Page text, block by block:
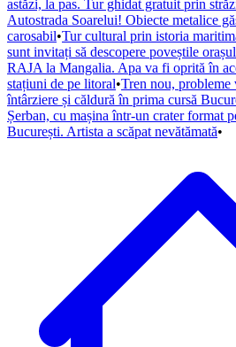
astăzi, la pas. Tur ghidat gratuit prin
Autostrada Soarelui! Obiecte metalice
carosabil•Tur cultural prin istoria
sunt invitați să descopere poveștile
RAJA la Mangalia. Apa va fi oprită în
stațiuni de pe litoral•Tren nou, probleme
întârziere și căldură în prima cursă
Șerban, cu mașina într-un crater format
București. Artista a scăpat nevătămată•